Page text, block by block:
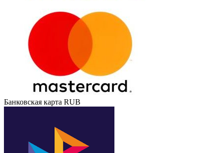
Банковская карта RUB